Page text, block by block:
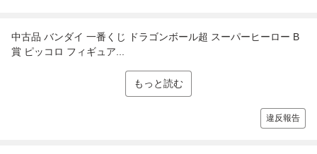
中古品 バンダイ 一番くじ ドラゴンボール超 スーパーヒーロー B
賞 ピッコロ フィギュア...
もっと読む
違反報告